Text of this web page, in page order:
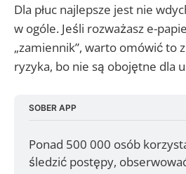
Dla płuc najlepsze jest nie
w ogóle. Jeśli rozważasz e-
„zamiennik”, warto omówić to
ryzyka, bo nie są obojętne dla
SOBER APP
Ponad 500 000 osób
śledzić postępy,